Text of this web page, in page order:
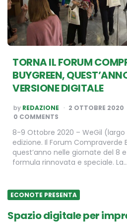
TORNA IL FORUM
BUYGREEN,
VERSIONE DIGITALE
POSTED
BY
by REDAZIONE 2 OTTOBRE 2020
0 COMMENTS
8-9 Ottobre 2020 – WeGil (largo
edizione. Il Forum Compraverde
quest’anno nelle giornate del 8
formula rinnovata e speciale. La…
ECONOTE PRESENTA
Spazio digitale per